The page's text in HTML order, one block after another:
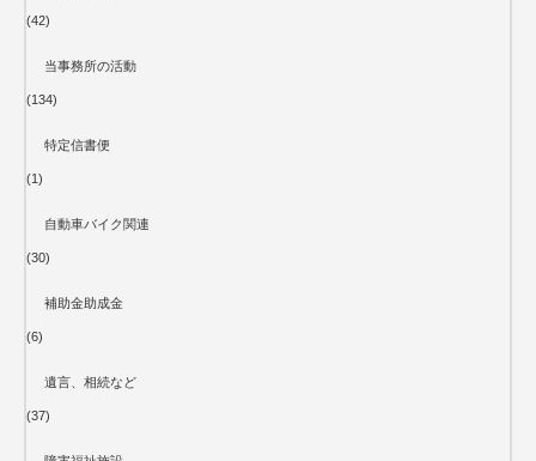
(42)
当事務所の活動
(134)
特定信書便
(1)
自動車バイク関連
(30)
補助金助成金
(6)
遺言、相続など
(37)